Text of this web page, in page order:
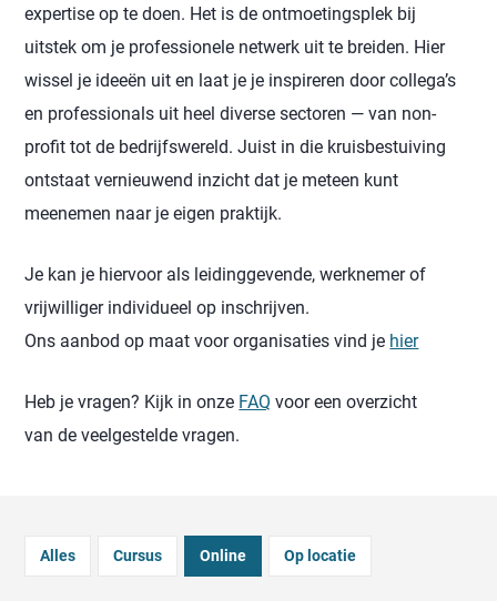
expertise op te doen. Het is de ontmoetingsplek bij
uitstek om je professionele netwerk uit te breiden. Hier
wissel je ideeën uit en laat je je inspireren door collega’s
en professionals uit heel diverse sectoren — van non-
profit tot de bedrijfswereld. Juist in die kruisbestuiving
ontstaat vernieuwend inzicht dat je meteen kunt
meenemen naar je eigen praktijk.
Je kan je hiervoor als leidinggevende, werknemer of
vrijwilliger individueel op inschrijven.
Ons aanbod op maat voor organisaties vind je hier
Heb je vragen? Kijk in onze FAQ voor een overzicht
van de veelgestelde vragen.
Alles Cursus Online Op locatie